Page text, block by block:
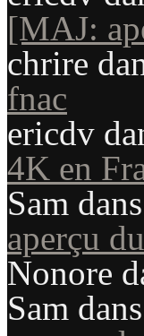
[MAJ:
chrire
fnac
ericdv
4K en
Sam dans
aperçu
Nonore
Sam dans